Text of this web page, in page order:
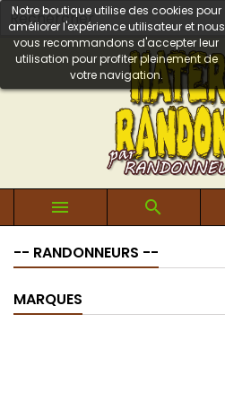
Notre boutique utilise des cookies pour
améliorer l'expérience utilisateur et nous
vous recommandons d'accepter leur
utilisation pour profiter pleinement de
votre navigation.
 
-- RANDONNEURS --
MARQUES